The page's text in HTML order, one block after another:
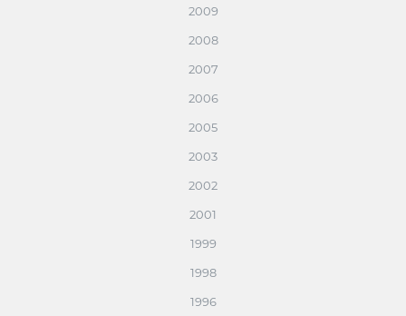
2009
2008
2007
2006
2005
2003
2002
2001
1999
1998
1996